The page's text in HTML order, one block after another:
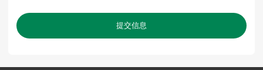
提交信息